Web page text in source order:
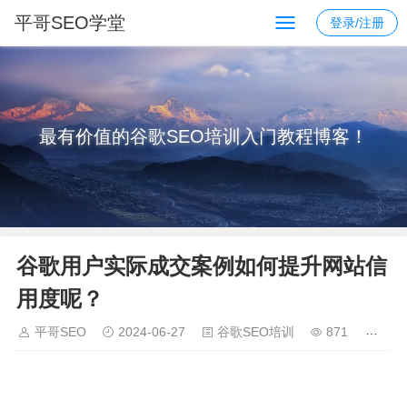
平哥SEO学堂 登录/注册
最有价值的谷歌SEO培训入门教程博客！
谷歌用户实际成交案例如何提升网站信
用度呢？
平哥SEO 2024-06-27 谷歌SEO培训 871